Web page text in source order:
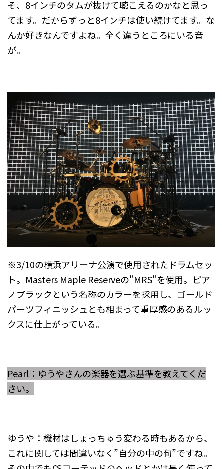
そ、8インチのタムが抜けて聴こえるのかなと思っ
てます。だからずっと8インチは使い続けてます。な
んか好きなんですよね。全く違うところにいる音
が。
※3/10の横浜アリーナ公演で使用されたドラムセッ
ト。Masters Maple Reserveの"MRS"を使用。ピア
ノブラックという名称のカラーを採用し、ゴールド
パーツフィニッシュとも相まって重厚感のあるルッ
クスに仕上がっている。
Pearl： ゆうやさんの楽器を選ぶ基準を教えてくだ
さい。
ゆうや：機材はしょっちゅう変わる時もあるから、
これに関しては間違いなく”自分の中の旬”ですね。